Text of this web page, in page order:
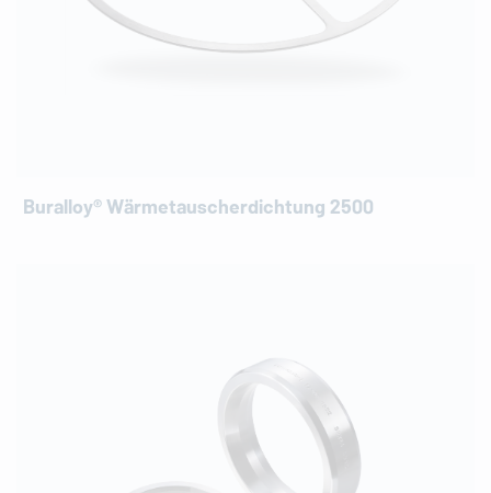
Buralloy® Wärmetauscherdichtung 2500